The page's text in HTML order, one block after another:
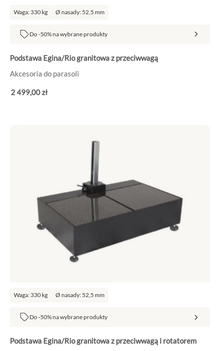
Waga: 330 kg Ø nasady: 52,5 mm
Do -50% na wybrane produkty
Podstawa Egina/Rio granitowa z przeciwwagą
Akcesoria do parasoli
2 499,00zł
Waga: 330 kg Ø nasady: 52,5 mm
Do -50% na wybrane produkty
Podstawa Egina/Rio granitowa z przeciwwagą i rotatorem